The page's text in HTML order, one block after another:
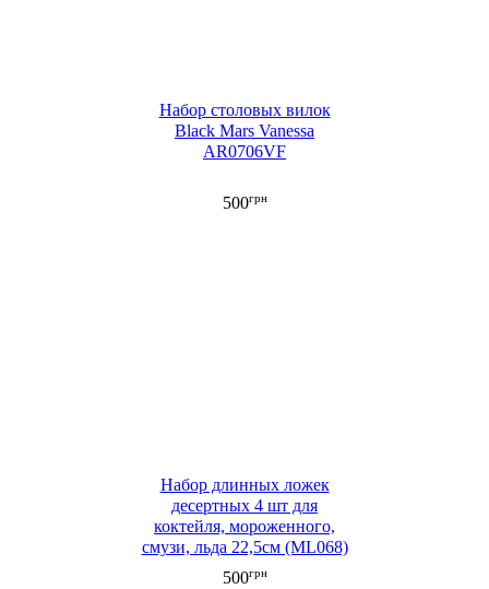
Набор столовых вилок
Black Mars Vanessa
AR0706VF
500грн
Набор длинных ложек
десертных 4 шт для
коктейля, мороженного,
смузи, льда 22,5см (ML068)
500грн